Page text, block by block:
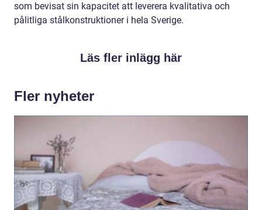
som bevisat sin kapacitet att leverera kvalitativa och
pålitliga stålkonstruktioner i hela Sverige.
Läs fler inlägg här
Fler nyheter